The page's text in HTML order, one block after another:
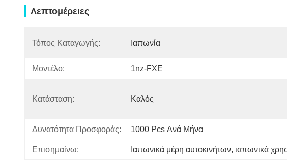
Λεπτομέρειες
Τόπος Καταγωγής: Ιαπωνία
Μοντέλο: 1nz-FXE
Κατάσταση: Καλός
Δυνατότητα Προσφοράς: 1000 Pcs Ανά Μήνα
Επισημαίνω: Ιαπωνικά μέρη αυτοκινήτων, ιαπωνικά